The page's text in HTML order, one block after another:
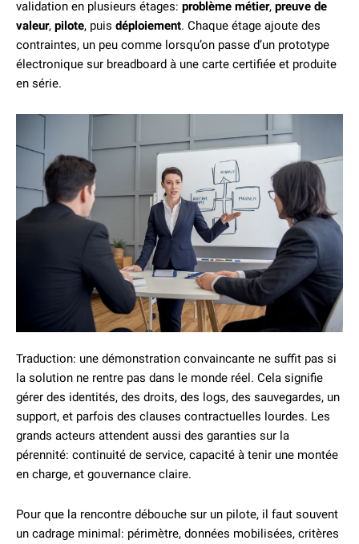
validation en plusieurs étages: problème métier, preuve de
valeur, pilote, puis déploiement. Chaque étage ajoute des
contraintes, un peu comme lorsqu’on passe d’un prototype
électronique sur breadboard à une carte certifiée et produite
en série.
Traduction: une démonstration convaincante ne suffit pas si
la solution ne rentre pas dans le monde réel. Cela signifie
gérer des identités, des droits, des logs, des sauvegardes, un
support, et parfois des clauses contractuelles lourdes. Les
grands acteurs attendent aussi des garanties sur la
pérennité: continuité de service, capacité à tenir une montée
en charge, et gouvernance claire.
Pour que la rencontre débouche sur un pilote, il faut souvent
un cadrage minimal: périmètre, données mobilisées, critères